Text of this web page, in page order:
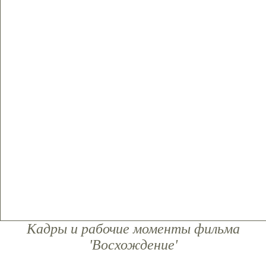
Кадры и рабочие моменты фильма
'Восхождение'